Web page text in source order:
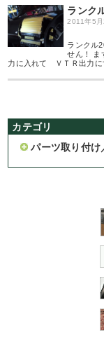
ランク
2011年5月
ランクル
せん！ ま
力に入れて ＶＴＲ出力
カテゴリ
パーツ取り付け